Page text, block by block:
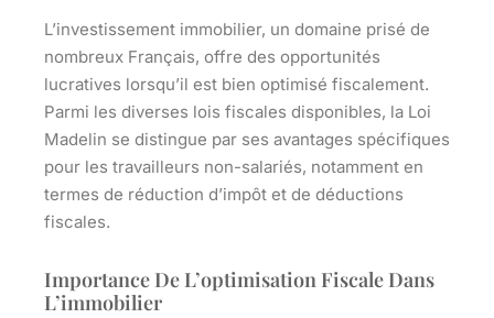
L’investissement immobilier, un domaine prisé de
nombreux Français, offre des opportunités
lucratives lorsqu’il est bien optimisé fiscalement.
Parmi les diverses lois fiscales disponibles, la Loi
Madelin se distingue par ses avantages spécifiques
pour les travailleurs non-salariés, notamment en
termes de réduction d’impôt et de déductions
fiscales.
Importance De L’optimisation Fiscale Dans
L’immobilier